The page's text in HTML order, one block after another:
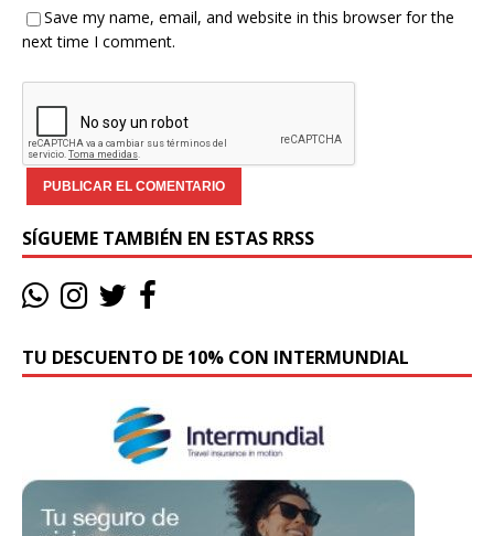
Save my name, email, and website in this browser for the
next time I comment.
SÍGUEME TAMBIÉN EN ESTAS RRSS
TU DESCUENTO DE 10% CON INTERMUNDIAL